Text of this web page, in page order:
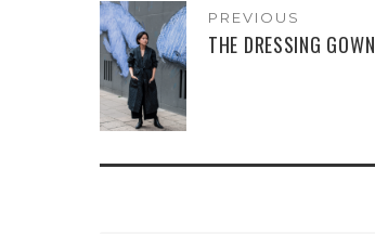
PREVIOUS
THE DRESSING GOWN